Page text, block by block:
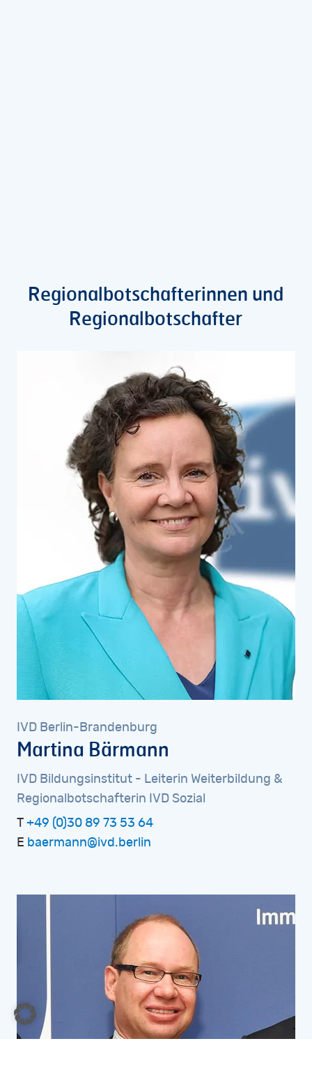
Regionalbotschafterinnen und
Regionalbotschafter
IVD Berlin-Brandenburg
Martina Bärmann
IVD Bildungsinstitut - Leiterin Weiterbildung &
Regionalbotschafterin
IVD Sozial
T +49 (0)30 89 73 53 64
E baermann@ivd.berlin